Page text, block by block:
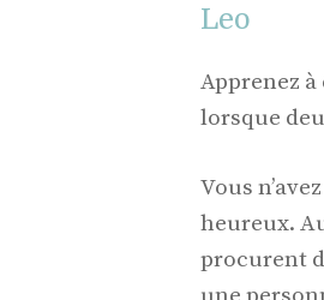
Leo
Apprenez
lorsque
Vous
heureux.
procurent